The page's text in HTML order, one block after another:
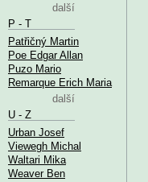
další
P - T
Patřičný Martin
Poe Edgar Allan
Puzo Mario
Remarque Erich Maria
další
U - Z
Urban Josef
Viewegh Michal
Waltari Mika
Weaver Ben